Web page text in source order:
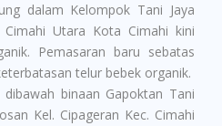
dalam Kelompok Tani Jaya
Cimahi Utara Kota Cimahi kini
Pemasaran baru sebatas
telur bebek organik.
binaan Gapoktan Tani
Kel. Cipageran Kec. Cimahi